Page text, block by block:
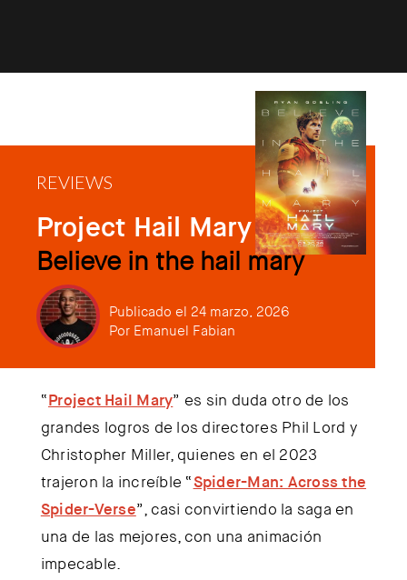
REVIEWS
Project Hail Mary
Believe in the hail mary
Publicado el 24 marzo, 2026
Por Emanuel Fabian
“Project Hail Mary” es sin duda otro de los
grandes logros de los directores Phil Lord y
Christopher Miller, quienes en el 2023
trajeron la increíble “Spider-Man: Across the
Spider-Verse”, casi convirtiendo la saga en
una de las mejores, con una animación
impecable.